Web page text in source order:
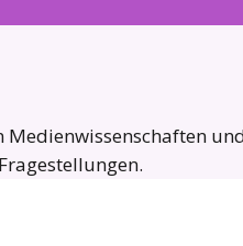
Medienwissenschaften